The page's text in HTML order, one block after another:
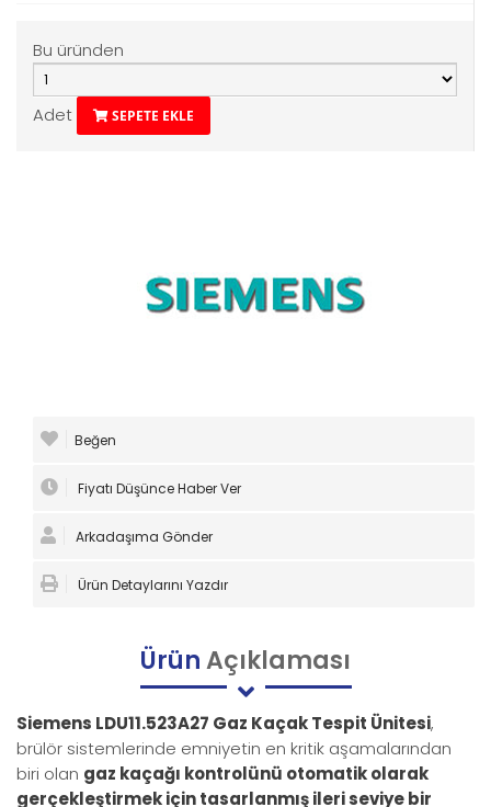
Bu üründen
Adet SEPETE EKLE
Beğen
Fiyatı Düşünce Haber Ver
Arkadaşıma Gönder
Ürün Detaylarını Yazdır
ÜrünAçıklaması
Siemens LDU11.523A27 Gaz Kaçak Tespit Ünitesi,
brülör sistemlerinde emniyetin en kritik aşamalarından
biri olan gaz kaçağı kontrolünü otomatik olarak
gerçekleştirmek için tasarlanmış ileri seviye bir